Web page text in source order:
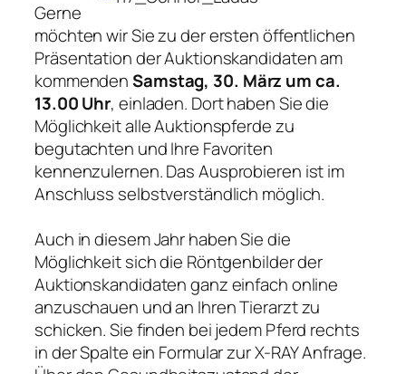
Gerne
möchten wir Sie zu der ersten öffentlichen
Präsentation der Auktionskandidaten am
kommendenSamstag, 30. März um ca.
13.00 Uhr, einladen. Dort haben Sie die
Möglichkeit alle Auktionspferde zu
begutachten und Ihre Favoriten
kennenzulernen. Das Ausprobieren ist im
Anschluss selbstverständlich möglich.
Auch in diesem Jahr haben Sie die
Möglichkeit sich die Röntgenbilder der
Auktionskandidaten ganz einfach online
anzuschauen und an Ihren Tierarzt zu
schicken. Sie finden bei jedem Pferd rechts
in der Spalte ein Formular zur X-RAY Anfrage.